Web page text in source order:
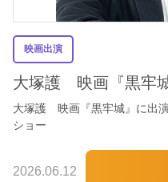
映画出演
大塚護 映画『黒牢
大塚護 映画『黒牢城』に出
ショー
2026.06.12